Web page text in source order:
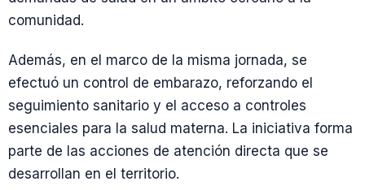
comunidad.
Además, en el marco de la misma jornada, se
efectuó un control de embarazo, reforzando el
seguimiento sanitario y el acceso a controles
esenciales para la salud materna. La iniciativa forma
parte de las acciones de atención directa que se
desarrollan en el territorio.